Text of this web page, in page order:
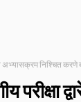
अभ्यासक्रम निश्चित